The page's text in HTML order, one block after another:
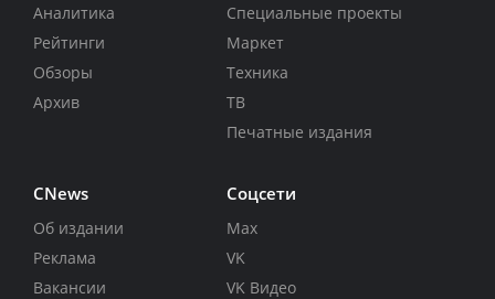
Аналитика
Рейтинги
Обзоры
Архив
Специальные проекты
Маркет
Техника
ТВ
Печатные издания
CNews
Об издании
Реклама
Вакансии
Соцсети
Max
VK
VK Видео